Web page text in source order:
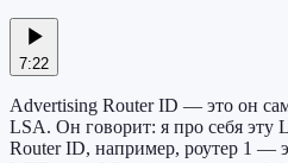
7:22
Advertising Router ID — это он
LSA. Он говорит: я про себя эту
Router ID, например, роутер 1 —